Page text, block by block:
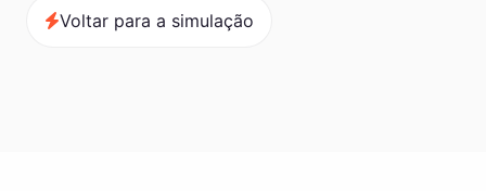
Voltar para a simulação